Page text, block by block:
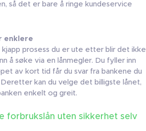
så det er bare å ringe kundeservice
enklere
kjapp prosess du er ute etter blir det ikke
å søke via en lånmegler. Du fyller inn
av kort tid får du svar fra bankene du
kan du velge det billigste lånet,
enkelt og greit.
forbrukslån uten sikkerhet selv